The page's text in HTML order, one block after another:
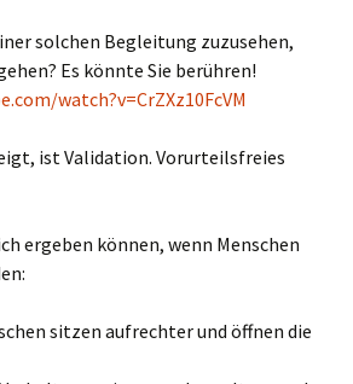
solchen Begleitung zuzusehen,
Es könnte Sie berühren!
watch?v=CrZXz10FcVM
ist Validation. Vorurteilsfreies
ergeben können, wenn Menschen
sitzen aufrechter und öffnen die